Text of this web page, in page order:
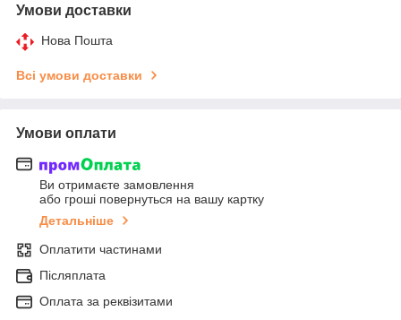
Умови доставки
Нова Пошта
Всі умови доставки
Умови оплати
Ви отримаєте замовлення
або гроші повернуться на вашу картку
Детальніше
Оплатити частинами
Післяплата
Оплата за реквізитами